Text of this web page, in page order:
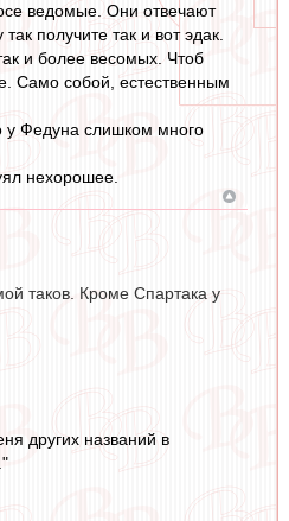
ведомые. Они отвечают
получите так и вот эдак.
и более весомых. Чтоб
Само собой, естественным
у Федуна слишком много
нехорошее.
таков. Кроме Спартака у
других названий в